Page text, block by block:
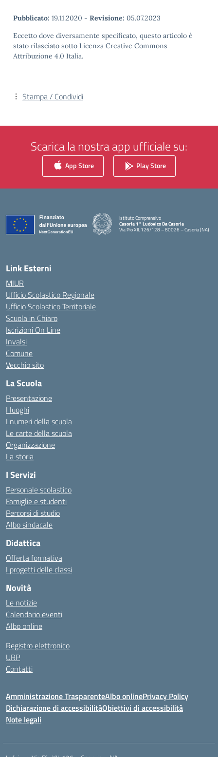
Pubblicato: 19.11.2020 - Revisione: 05.07.2023
Eccetto dove diversamente specificato, questo articolo è
stato rilasciato sotto Licenza Creative Commons
Attribuzione 4.0 Italia.
Stampa / Condividi
Scarica la nostra app ufficiale su:
App Store Play Store
Istituto Comprensivo
Casoria 1° Ludovico Da Casoria
Via Pio XII, 126/128 – 80026 – Casoria (NA)
Link Esterni
MIUR
Ufficio Scolastico Regionale
Ufficio Scolastico Territoriale
Scuola in Chiaro
Iscrizioni On Line
Invalsi
Comune
Vecchio sito
La Scuola
Presentazione
I luoghi
I numeri della scuola
Le carte della scuola
Organizzazione
La storia
I Servizi
Personale scolastico
Famiglie e studenti
Percorsi di studio
Albo sindacale
Didattica
Offerta formativa
I progetti delle classi
Novità
Le notizie
Calendario eventi
Albo online
Registro elettronico
URP
Contatti
Amministrazione TrasparenteAlbo onlinePrivacy Policy
Dichiarazione di accessibilitàObiettivi di accessibilità
Note legali